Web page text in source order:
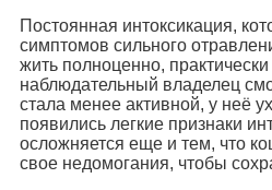
Постоянная интоксикация,
симптомов сильного
жить полноценно,
наблюдательный владелец
стала менее активной, у неё
появились легкие признаки
осложняется еще и тем, что
свое недомогания, чтобы